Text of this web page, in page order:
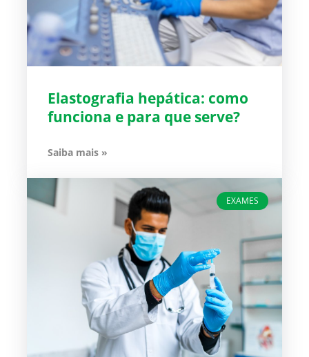
Elastografia hepática: como
funciona e para que serve?
Saiba mais »
EXAMES